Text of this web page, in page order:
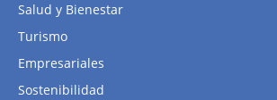
Salud y Bienestar
Turismo
Empresariales
Sostenibilidad